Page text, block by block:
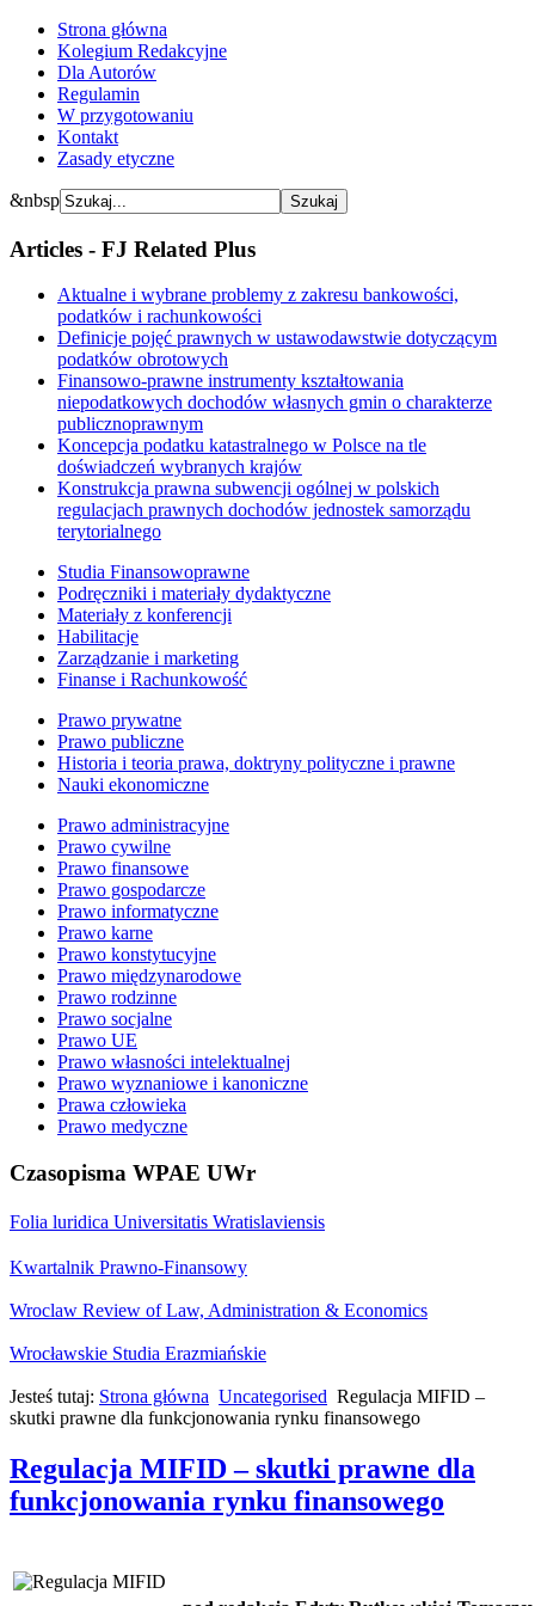
Strona główna
Kolegium Redakcyjne
Dla Autorów
Regulamin
W przygotowaniu
Kontakt
Zasady etyczne
&nbsp
Articles - FJ Related Plus
Aktualne i wybrane problemy z zakresu bankowości,
podatków i rachunkowości
Definicje pojęć prawnych w ustawodawstwie dotyczącym
podatków obrotowych
Finansowo-prawne instrumenty kształtowania
niepodatkowych dochodów własnych gmin o charakterze
publicznoprawnym
Koncepcja podatku katastralnego w Polsce na tle
doświadczeń wybranych krajów
Konstrukcja prawna subwencji ogólnej w polskich
regulacjach prawnych dochodów jednostek samorządu
terytorialnego
Studia Finansowoprawne
Podręczniki i materiały dydaktyczne
Materiały z konferencji
Habilitacje
Zarządzanie i marketing
Finanse i Rachunkowość
Prawo prywatne
Prawo publiczne
Historia i teoria prawa, doktryny polityczne i prawne
Nauki ekonomiczne
Prawo administracyjne
Prawo cywilne
Prawo finansowe
Prawo gospodarcze
Prawo informatyczne
Prawo karne
Prawo konstytucyjne
Prawo międzynarodowe
Prawo rodzinne
Prawo socjalne
Prawo UE
Prawo własności intelektualnej
Prawo wyznaniowe i kanoniczne
Prawa człowieka
Prawo medyczne
Czasopisma WPAE UWr
Folia luridica Universitatis Wratislaviensis
Kwartalnik Prawno-Finansowy
Wroclaw Review of Law, Administration & Economics
Wrocławskie Studia Erazmiańskie
Jesteś tutaj: Strona główna Uncategorised Regulacja MIFID –
skutki prawne dla funkcjonowania rynku finansowego
Regulacja MIFID – skutki prawne dla
funkcjonowania rynku finansowego